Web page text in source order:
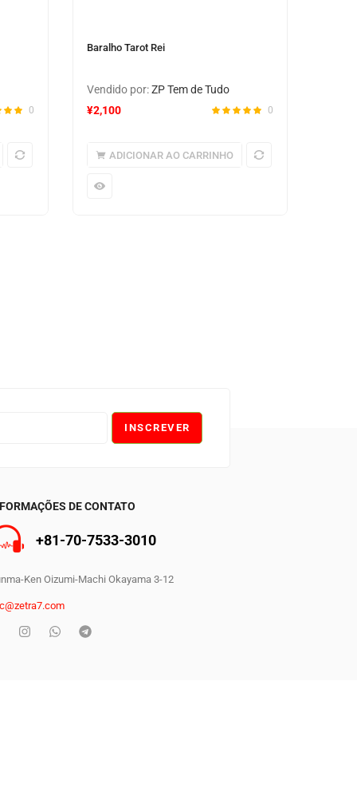
0
Baralho Tarot Rei
Vendido por:ZP Tem de Tudo
0
¥2,100
ADICIONAR AO CARRINHO
INSCREVER
DE CONTATO
+81-70-7533-3010
Ken Oizumi-Machi Okayama 3-12